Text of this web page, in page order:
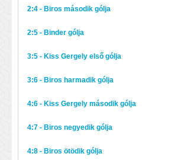
2:4 - Biros második gólja
2:5 - Binder gólja
3:5 - Kiss Gergely első gólja
3:6 - Biros harmadik gólja
4:6 - Kiss Gergely második gólja
4:7 - Biros negyedik gólja
4:8 - Biros ötödik gólja